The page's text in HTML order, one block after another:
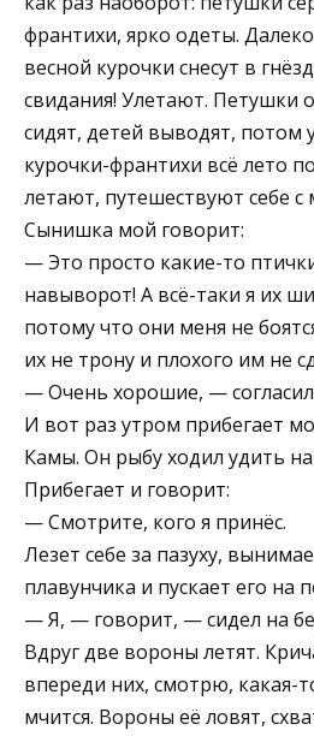
франтихи, ярко одеты.
весной курочки снесут в
свидания! Улетают. Петушки
сидят, детей выводят, потом
курочки-франтихи всё лето
летают, путешествуют себе с
Сынишка мой говорит:
— Это просто какие-то
навыворот! А всё-таки я их
потому что они меня не
их не трону и плохого им не
— Очень хорошие, —
И вот раз утром прибегает
Камы. Он рыбу ходил удить на
Прибегает и говорит:
— Смотрите, кого я принёс.
Лезет себе за пазуху,
плавунчика и пускает его на
— Я, — говорит, — сидел на
Вдруг две вороны летят.
впереди них, смотрю, какая-
мчится. Вороны её ловят,